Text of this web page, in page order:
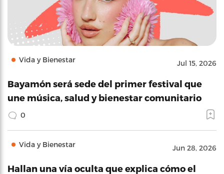
Vida y Bienestar Jul 15, 2026
Bayamón será sede del primer festival que
une música, salud y bienestar comunitario
0
Vida y Bienestar Jun 28, 2026
Hallan una vía oculta que explica cómo el